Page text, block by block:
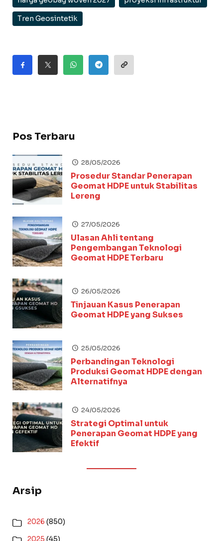
Tren Geosintetik
Pos Terbaru
28/05/2026
Prosedur Standar Penerapan
Geomat HDPE untuk Stabilitas
Lereng
27/05/2026
Ulasan Ahli tentang
Pengembangan Teknologi
Geomat HDPE Terbaru
26/05/2026
Tinjauan Kasus Penerapan
Geomat HDPE yang Sukses
25/05/2026
Perbandingan Teknologi
Produksi Geomat HDPE dengan
Alternatifnya
24/05/2026
Strategi Optimal untuk
Penerapan Geomat HDPE yang
Efektif
Arsip
2026 (850)
2025 (45)